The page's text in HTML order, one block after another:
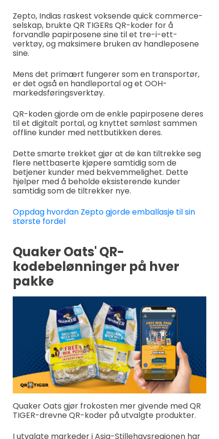
Zepto, Indias raskest voksende quick commerce-
selskap, brukte QR TIGERs QR-koder for å
forvandle papirposene sine til et tre-i-ett-
verktøy, og maksimere bruken av handleposene
sine.
Mens det primært fungerer som en transportør,
er det også en handleportal og et OOH-
markedsføringsverktøy.
QR-koden gjorde om de enkle papirposene deres
til et digitalt portal, og knyttet sømløst sammen
offline kunder med nettbutikken deres.
Dette smarte trekket gjør at de kan tiltrekke seg
flere nettbaserte kjøpere samtidig som de
betjener kunder med bekvemmelighet. Dette
hjelper med å beholde eksisterende kunder
samtidig som de tiltrekker nye.
Oppdag hvordan Zepto gjorde emballasje til sin
største fordel
Quaker Oats' QR-
kodebelønninger på hver
pakke
Quaker Oats gjør frokosten mer givende med QR
TIGER-drevne QR-koder på utvalgte produkter.
I utvalgte markeder i Asia-Stillehavsregionen har